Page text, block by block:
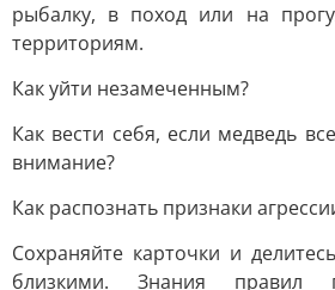
рыбалку, в поход или на
территориям.
Как уйти незамеченным?
Как вести себя, если медведь
внимание?
Как распознать признаки
Сохраняйте карточки и
близкими. Знания правил